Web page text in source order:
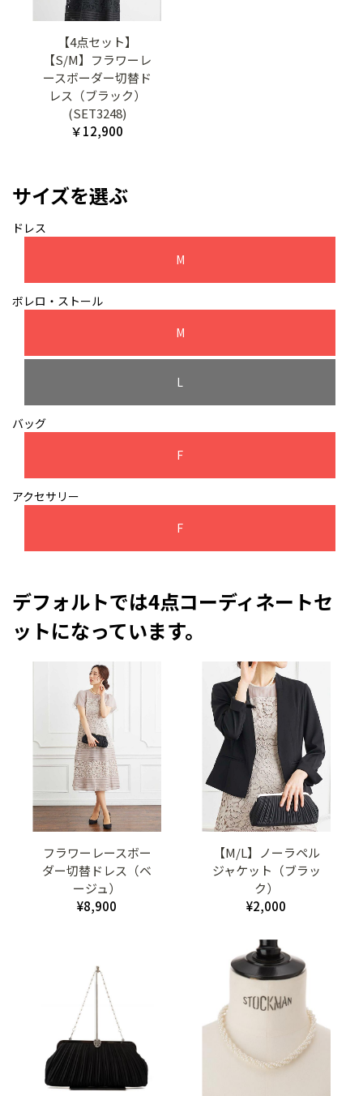
【4点セット】
【S/M】フラワーレ
ースボーダー切替ド
レス（ブラック）
(SET3248)
￥12,900
サイズを選ぶ
ドレス
M
ボレロ・ストール
M
L
バッグ
F
アクセサリー
F
デフォルトでは4点コーディネートセ
ットになっています。
フラワーレースボー
ダー切替ドレス（ベ
ージュ）
¥8,900
【M/L】ノーラペル
ジャケット（ブラッ
ク）
¥2,000